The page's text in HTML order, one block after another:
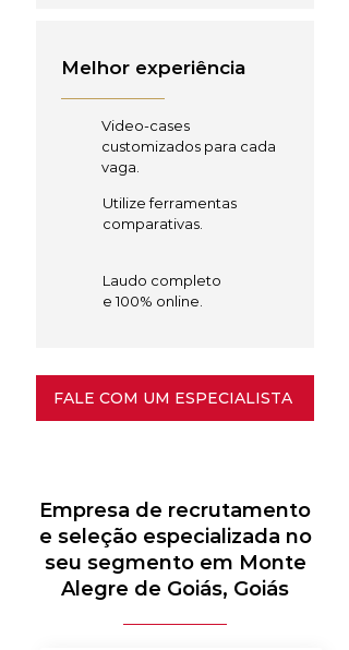
Melhor experiência
Video-cases
customizados para cada
vaga.
Utilize ferramentas
comparativas.
Laudo completo
e 100% online.
FALE COM UM ESPECIALISTA
Empresa de recrutamento
e seleção especializada no
seu segmento em Monte
Alegre de Goiás, Goiás